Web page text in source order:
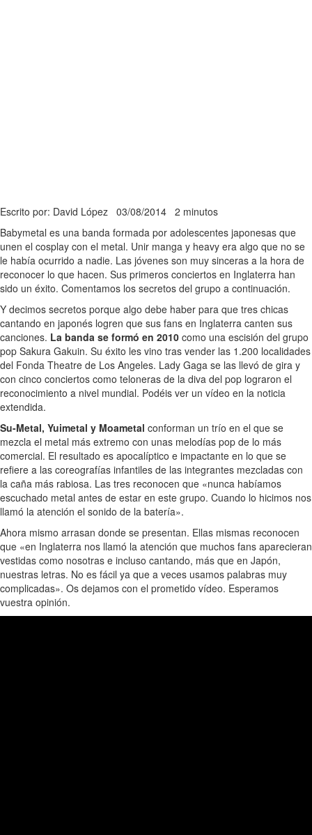
Escrito por: David López 03/08/2014 2 minutos
Babymetal es una banda formada por adolescentes japonesas que
unen el cosplay con el metal. Unir manga y heavy era algo que no se
le había ocurrido a nadie. Las jóvenes son muy sinceras a la hora de
reconocer lo que hacen. Sus primeros conciertos en Inglaterra han
sido un éxito. Comentamos los secretos del grupo a continuación.
Y decimos secretos porque algo debe haber para que tres chicas
cantando en japonés logren que sus fans en Inglaterra canten sus
canciones. La banda se formó en 2010 como una escisión del grupo
pop Sakura Gakuin. Su éxito les vino tras vender las 1.200 localidades
del Fonda Theatre de Los Angeles. Lady Gaga se las llevó de gira y
con cinco conciertos como teloneras de la diva del pop lograron el
reconocimiento a nivel mundial. Podéis ver un vídeo en la noticia
extendida.
Su-Metal, Yuimetal y Moametal conforman un trío en el que se
mezcla el metal más extremo con unas melodías pop de lo más
comercial. El resultado es apocalíptico e impactante en lo que se
refiere a las coreografías infantiles de las integrantes mezcladas con
la caña más rabiosa. Las tres reconocen que «nunca habíamos
escuchado metal antes de estar en este grupo. Cuando lo hicimos nos
llamó la atención el sonido de la batería».
Ahora mismo arrasan donde se presentan. Ellas mismas reconocen
que «en Inglaterra nos llamó la atención que muchos fans aparecieran
vestidas como nosotras e incluso cantando, más que en Japón,
nuestras letras. No es fácil ya que a veces usamos palabras muy
complicadas». Os dejamos con el prometido vídeo. Esperamos
vuestra opinión.